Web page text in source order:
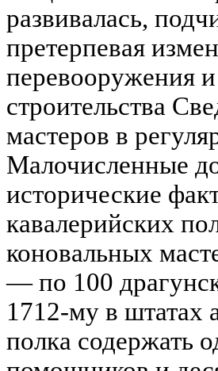
развивалась,
претерпевая
перевооружения
строительства
мастеров в
Малочисленные
исторические
кавалерийских
коновальных
— по 100
1712-му в штатах
полка содержать